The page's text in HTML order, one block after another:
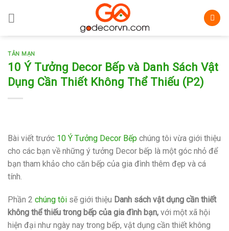
TẢN MẠN
10 Ý Tưởng Decor Bếp và Danh Sách Vật
Dụng Cần Thiết Không Thể Thiếu (P2)
Bài viết trước 10 Ý Tưởng Decor Bếp chúng tôi vừa giới thiệu
cho các bạn về những ý tưởng Decor bếp là một góc nhỏ để
bạn tham khảo cho căn bếp của gia đình thêm đẹp và cá
tính.
Phần 2 chúng tôi sẽ giới thiệu Danh sách vật dụng cần thiết
không thể thiếu trong bếp của gia đình bạn, với một xã hội
hiện đại như ngày nay trong bếp, vật dụng cần thiết không